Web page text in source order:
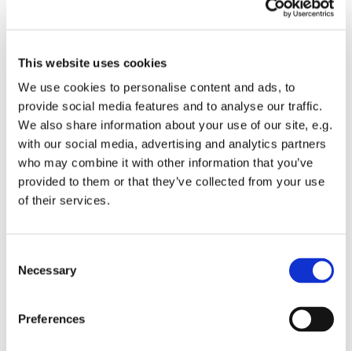
This website uses cookies
We use cookies to personalise content and ads, to
provide social media features and to analyse our traffic.
We also share information about your use of our site, e.g.
with our social media, advertising and analytics partners
who may combine it with other information that you’ve
provided to them or that they’ve collected from your use
of their services.
Selection
Necessary
Preferences
engagement, blev etableret i efteråret 2016. Siden har det
desværre vist sig at konstruktionen ikke kunne fungere under de
givne vilkår med Havhavens placering. Materiellet er nu bjerget
og ligger på lager til andre formål.
Formanden omtalte i beretningen en række medlems-
arrangementer og aktiviteter, der i løbet af 2017 fundet sted i
forelæggelse af næste års budget